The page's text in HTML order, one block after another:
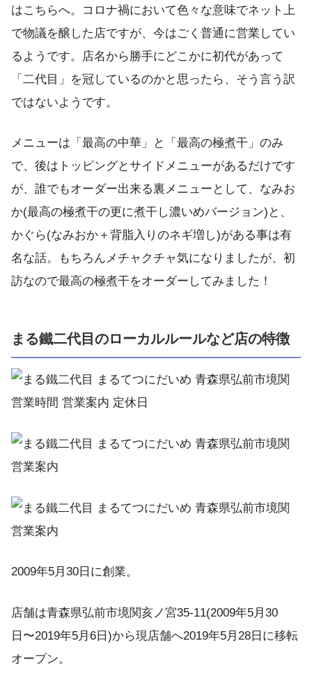
はこちらへ。コロナ禍において色々な意味でネット上
で物議を醸した店ですが、今はごく普通に営業してい
るようです。店名から勝手にどこかに初代があって
「二代目」を冠しているのかと思ったら、そう言う訳
ではないようです。
メニューは「最高の中華」と「最高の極煮干」のみ
で、後はトッピングとサイドメニューがあるだけです
が、誰でもオーダー出来る裏メニューとして、なみお
か(最高の極煮干の更に煮干し濃いめバージョン)と、
かぐら(なみおか＋背脂入りのネギ増し)がある事は有
名な話。もちろんメチャクチャ気になりましたが、初
訪なので最高の極煮干をオーダーしてみました！
まる鐵二代目のローカルルールなど店の特徴
2009年5月30日に創業。
店舗は青森県弘前市境関亥ノ宮35-11(2009年5月30
日〜2019年5月6日)から現店舗へ2019年5月28日に移転
オープン。